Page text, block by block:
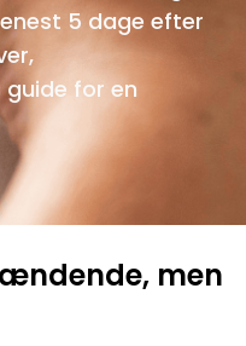
5 dage efter
for en
men